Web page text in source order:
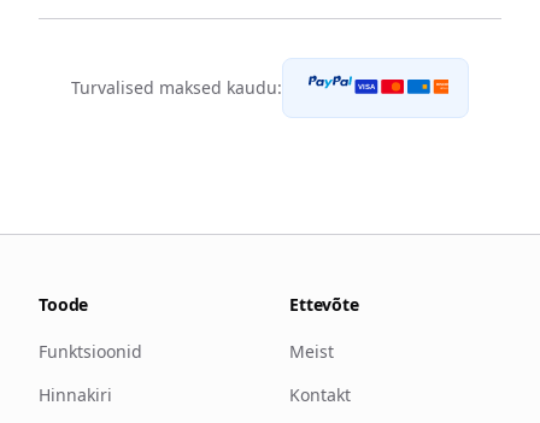
Turvalised maksed kaudu: VISA DISCOVER
NETWORK
Toode
Funktsioonid
Hinnakiri
Ettevõte
Meist
Kontakt